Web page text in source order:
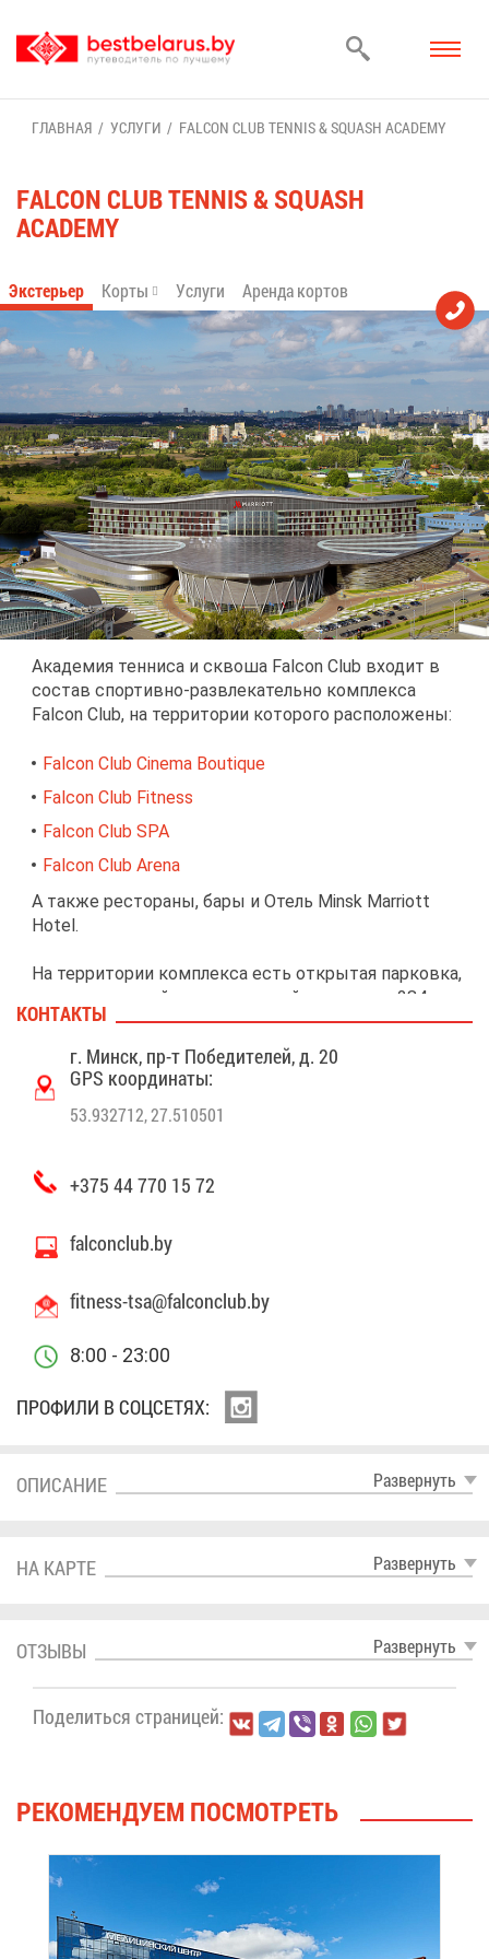
ГЛАВ­НАЯ УСЛУ­ГИ FALCON CLUB TENNIS & SQUASH ACADEMY
FALCON CLUB TENNIS & SQUASH
ACADEMY
Экс­те­рьер Кор­ты Услу­ги Арен­да кор­тов
Ака­де­мия тен­ни­са и скво­ша Falcon Club вхо­дит в
со­став спор­тив­но-раз­вле­ка­тель­но ком­плек­са
Falcon Club, на тер­ри­то­рии ко­то­ро­го рас­по­ло­же­ны:
Falcon Club Cinema Boutique
Falcon Club Fitness
Falcon Club SPA
Falcon Club Arena
А та­к­же ре­сто­ра­ны, ба­ры и Отель Minsk Marriott
Hotel.
На тер­ри­то­рии ком­плек­са есть от­кры­тая пар­ков­ка,
а та­к­же кры­тый, отап­ли­ва­е­мый пар­кинг на 284 ма­
ши­но­ме­ста.
КОН­ТАК­ТЫ
г. Минск, пр-т По­бе­ди­те­лей, д. 20
GPS ко­ор­ди­на­ты:
53.932712, 27.510501
+375 44 770 15 72
falconclub.by
fitness-tsa@​fal​conc​lub.​by
8:00 - 23:00
ПРО­ФИ­ЛИ В СОЦ­СЕ­ТЯХ:
Раз­вер­нуть
ОПИ­СА­НИЕ
Раз­вер­нуть
НА КАР­ТЕ
Раз­вер­нуть
ОТ­ЗЫ­ВЫ
По­де­лить­ся стра­ни­цей:
РЕ­КО­МЕН­ДУ­ЕМ ПО­СМОТ­РЕТЬ